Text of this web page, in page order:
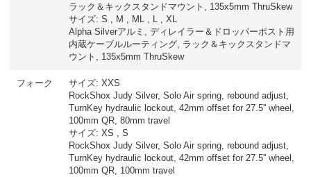
ラック＆キックスタンドマウント, 135x5mm ThruSkew
サイズ: S , M , ML , L , XL
Alpha Silverアルミ, ディレイラー＆ドロッパーポスト用
内蔵ケーブルルーティング, ラック＆キックスタンドマ
ウント, 135x5mm ThruSkew
フォーク
サイズ: XXS
RockShox Judy Silver, Solo Air spring, rebound adjust,
TurnKey hydraulic lockout, 42mm offset for 27.5'' wheel,
100mm QR, 80mm travel
サイズ: XS , S
RockShox Judy Silver, Solo Air spring, rebound adjust,
TurnKey hydraulic lockout, 42mm offset for 27.5'' wheel,
100mm QR, 100mm travel